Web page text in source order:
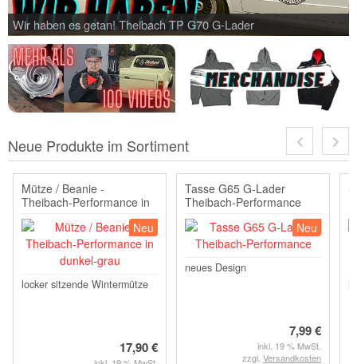
Wir haben es getan! Theibach TP G70 G-Lader
Neue Produkte im Sortiment
Mütze / Beanie -
Theibach-Performance in
dunkel-grau
Neu
locker sitzende Wintermütze
17,90 €
Tasse G65 G-Lader
Theibach-Performance
Neu
neues Design
7,99 €
inkl. 19 % MwSt.
zzgl. Versandkosten